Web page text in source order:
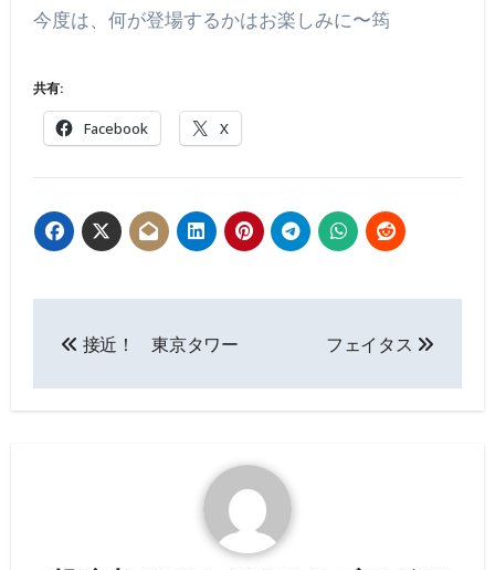
今度は、何が登場するかはお楽しみに〜筠
共有:
Facebook X
接近！ 東京タワー フェイタス